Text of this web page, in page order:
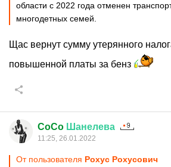
области с 2022 года отменен
многодетных семей.
Щас вернут сумму утерянного
повышенной платы за бенз
CoCo Шанелева
11:25, 26.01.2022
От пользователя Рохус Рохусович